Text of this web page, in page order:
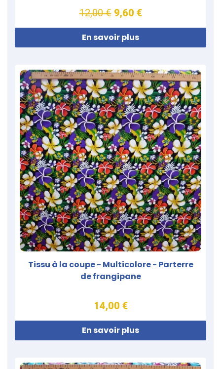
12,00 € 9,60 €
En savoir plus
Tissu à la coupe - Multicolore - Parterre
de frangipane
14,00 €
En savoir plus